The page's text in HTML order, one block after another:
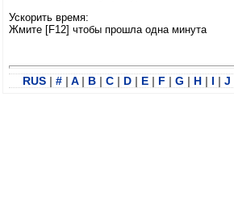
Ускорить время:
Жмите [F12] чтобы прошла одна минута
RUS | # | A | B | C | D | E | F | G | H | I | J